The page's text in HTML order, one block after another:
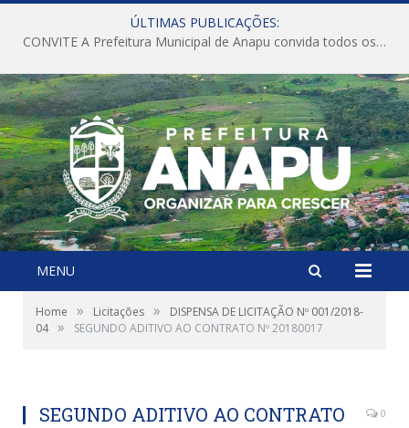
ÚLTIMAS PUBLICAÇÕES:
CONVITE A Prefeitura Municipal de Anapu convida todos os servidores públicos municipais para participarem da Audiência Pública de discussão da Lei de Diretrizes Orçamentárias (LDO), importante instrumento de planejamento das ações e investimentos da Administração Pública para o próximo exercício financeiro.
MENU
Home » Licitações »
DISPENSA DE LICITAÇÃO Nº 001/2018-
04 » SEGUNDO ADITIVO AO CONTRATO Nº 20180017
SEGUNDO ADITIVO AO CONTRATO
0